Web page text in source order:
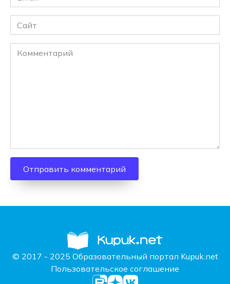
*
Сайт
Комментарий
© 2017 - 2025 Образовательный портал Kupuk.net
Пользовательское соглашение